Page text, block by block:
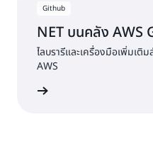
Github
NET บนคลัง AWS
ไลบรารีและเครื่องมือเพิ่มเ
AWS